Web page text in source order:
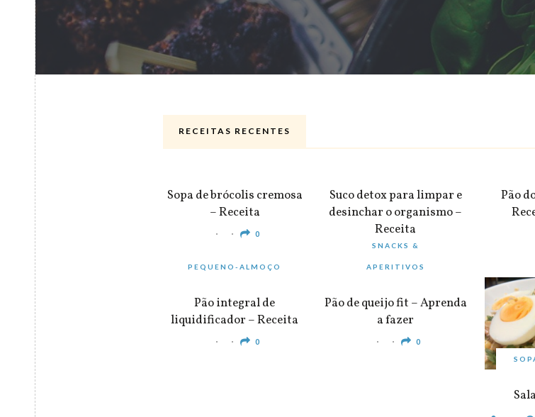
RECEITAS RECENTES
Sopa de brócolis cremosa
– Receita
0
Suco detox para limpar e
desinchar o organismo –
Receita
0
Pão
PEQUENO-ALMOÇO
Pão integral de
liquidificador – Receita
0
SNACKS &
APERITIVOS
Pão de queijo fit – Aprenda
a fazer
0